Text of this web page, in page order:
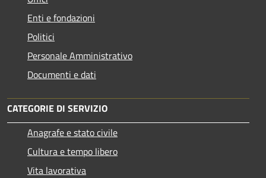
Enti e fondazioni
Politici
Personale Amministrativo
Documenti e dati
CATEGORIE DI SERVIZIO
Anagrafe e stato civile
Cultura e tempo libero
Vita lavorativa